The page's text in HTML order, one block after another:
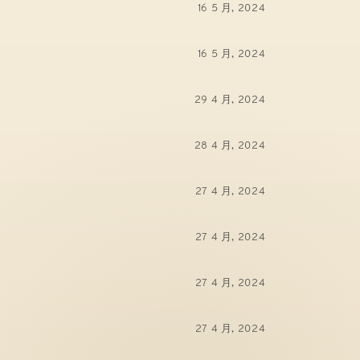
16 5 月, 2024
16 5 月, 2024
29 4 月, 2024
28 4 月, 2024
27 4 月, 2024
27 4 月, 2024
27 4 月, 2024
27 4 月, 2024